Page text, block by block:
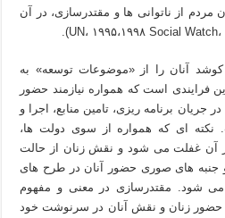
از ناتوانی ها و مقتدرسازی، در آن
آنان را از «موضوعات توسعه» به
فرایندی است که همواره نیازمند حضور
جریان برنامه ریزی، تامین منابع، اجرا و
نکته ای که همواره از سوی دولت ها،
آن غفلت می شود و نقش زنان از حالت
و جنبه های صوری حضور آنان در طرح های
شود. مقتدرسازی در معنی و مفهوم
حضور زنان و نقش آنان در سرنوشت خود